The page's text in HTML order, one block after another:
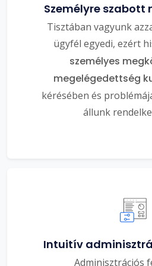
Személyre szabott
Tisztában vagyunk
ügyfél egyedi, ezért
személyes
megelégedettség
kérésében és
állunk
Intuitív
Adminisztrációs